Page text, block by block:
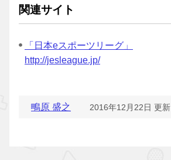
関連サイト
「日本eスポーツリーグ」
http://jesleague.jp/
鴫原 盛之 2016年12月22日 更新